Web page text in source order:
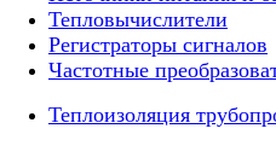
Тепловычислители
Регистраторы сигналов
Частотные
Теплоизоляция